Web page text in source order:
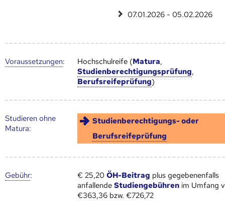
07.01.2026 - 05.02.2026
Voraus­setzungen: Hochschulreife (Matura,
Studienberechtigungsprüfung,
Berufsreifeprüfung)
Studieren ohne
Matura:
Studienberechtigungs- oder
Berufsreifeprüfung
Gebühr: € 25,20ÖH-Beitrag plus gegebenenfalls
anfallendeStudiengebühren im Umfang
€363,36 bzw. €726,72